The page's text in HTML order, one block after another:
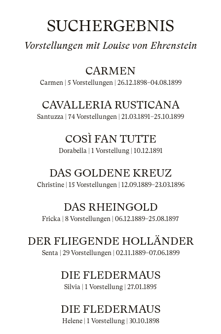
SUCHERGEBNIS
Vorstellungen mit Louise von Ehrenstein
CARMEN
Carmen | 5 Vorstellungen | 26.12.1898–04.08.1899
CAVALLERIA RUSTICANA
Santuzza | 74 Vorstellungen | 21.03.1891–25.10.1899
COSÌ FAN TUTTE
Dorabella | 1 Vorstellung | 10.12.1891
DAS GOLDENE KREUZ
Christine | 15 Vorstellungen | 12.09.1889–23.03.1896
DAS RHEINGOLD
Fricka | 8 Vorstellungen | 06.12.1889–25.08.1897
DER FLIEGENDE HOLLÄNDER
Senta | 29 Vorstellungen | 02.11.1889–07.06.1899
DIE FLEDERMAUS
Silvia | 1 Vorstellung | 27.01.1895
DIE FLEDERMAUS
Helene | 1 Vorstellung | 30.10.1898